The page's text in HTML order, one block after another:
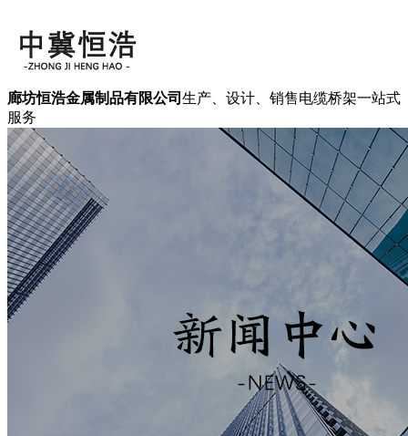
廊坊恒浩金属制品有限公司 生产、设计、销售电缆桥架一站式
服务